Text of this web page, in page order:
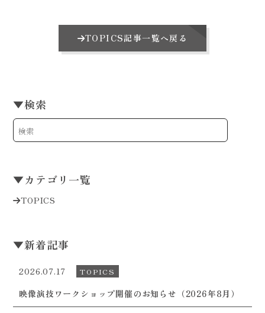
TOPICS記事一覧へ戻る
▼検索
▼カテゴリ一覧
TOPICS
▼新着記事
2026.07.17 TOPICS
映像演技ワークショップ開催のお知らせ（2026年8月）